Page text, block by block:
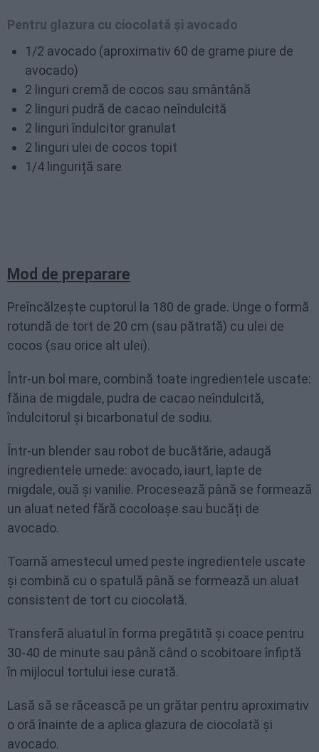
Pentru glazura cu ciocolată și avocado
1/2 avocado (aproximativ 60 de grame piure de
avocado)
2 linguri cremă de cocos sau smântână
2 linguri pudră de cacao neîndulcită
2 linguri îndulcitor granulat
2 linguri ulei de cocos topit
1/4 linguriță sare
Mod de preparare
Preîncălzește cuptorul la 180 de grade. Unge o formă
rotundă de tort de 20 cm (sau pătrată) cu ulei de
cocos (sau orice alt ulei).
Într-un bol mare, combină toate ingredientele uscate:
făina de migdale, pudra de cacao neîndulcită,
îndulcitorul și bicarbonatul de sodiu.
Într-un blender sau robot de bucătărie, adaugă
ingredientele umede: avocado, iaurt, lapte de
migdale, ouă și vanilie. Procesează până se formează
un aluat neted fără cocoloașe sau bucăți de
avocado.
Toarnă amestecul umed peste ingredientele uscate
și combină cu o spatulă până se formează un aluat
consistent de tort cu ciocolată.
Transferă aluatul în forma pregătită și coace pentru
30-40 de minute sau până când o scobitoare înfiptă
în mijlocul tortului iese curată.
Lasă să se răcească pe un grătar pentru aproximativ
o oră înainte de a aplica glazura de ciocolată și
avocado.